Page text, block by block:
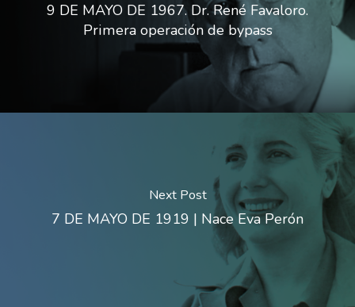
9 DE MAYO DE 1967. Dr. René Favaloro.
Primera operación de bypass
Next Post
7 DE MAYO DE 1919 | Nace Eva Perón